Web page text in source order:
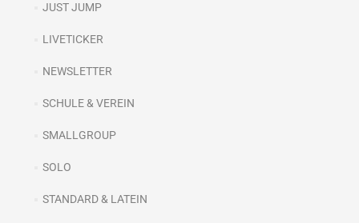
JUST JUMP
LIVETICKER
NEWSLETTER
SCHULE & VEREIN
SMALLGROUP
SOLO
STANDARD & LATEIN